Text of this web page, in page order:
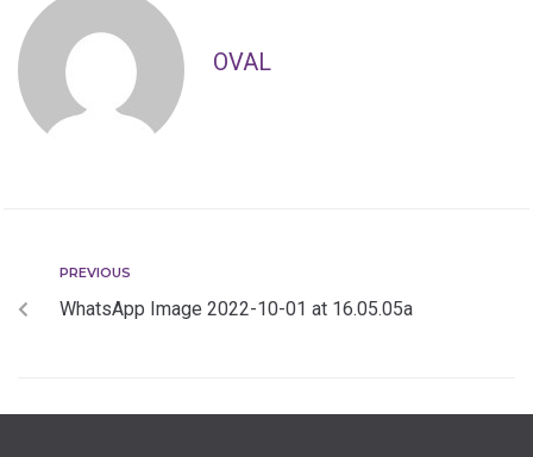
OVAL
PREVIOUS
WhatsApp Image 2022-10-01 at 16.05.05a